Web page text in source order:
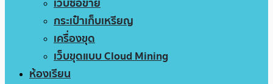
กระเป๋าเก็บเหรียญ
เครื่องขุด
เว็บขุดแบบ Cloud Mining
ห้องเรียน